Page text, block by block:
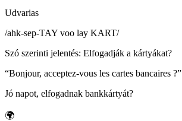
Udvarias
/ahk-sep-TAY voo lay KART/
Szó szerinti jelentés: Elfogadják a kártyákat?
“Bonjour, acceptez-vous les cartes bancaires ?”
Jó napot, elfogadnak bankkártyát?
🌍